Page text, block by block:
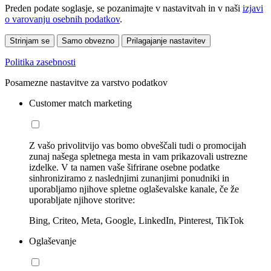
Preden podate soglasje, se pozanimajte v nastavitvah in v naši izjavi
o varovanju osebnih podatkov.
Strinjam se Samo obvezno Prilagajanje nastavitev
Politika zasebnosti
Posamezne nastavitve za varstvo podatkov
Customer match marketing
Z vašo privolitvijo vas bomo obveščali tudi o promocijah
zunaj našega spletnega mesta in vam prikazovali ustrezne
izdelke. V ta namen vaše šifrirane osebne podatke
sinhroniziramo z naslednjimi zunanjimi ponudniki in
uporabljamo njihove spletne oglaševalske kanale, če že
uporabljate njihove storitve:
Bing, Criteo, Meta, Google, LinkedIn, Pinterest, TikTok
Oglaševanje